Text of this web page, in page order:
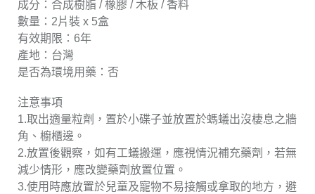
成分：合成樹脂 / 橡膠 / 木板 / 香料
數量：2片裝 x 5盒
有效期限：6年
產地：台灣
是否為環境用藥：否
注意事項
1.取出適量粒劑，置於小碟子並放置於螞蟻出沒棲息之牆
角、櫥櫃邊。
2.放置後觀察，如有工蟻搬運，應視情況補充藥劑，若無
減少情形，應改變藥劑放置位置。
3.使用時應放置於兒童及寵物不易接觸或拿取的地方，避